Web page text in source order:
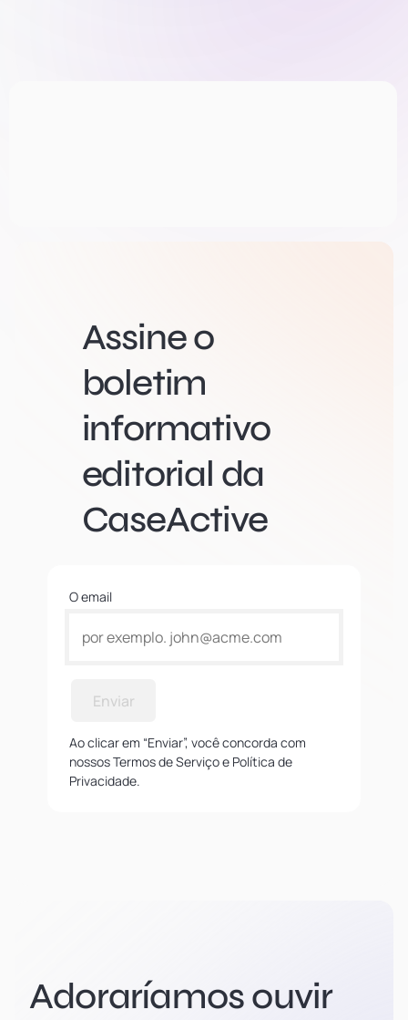
Assine o
boletim
informativo
editorial da
CaseActive
O email
Enviar
Ao clicar em “Enviar”, você concorda com
nossos Termos de Serviço e Política de
Privacidade.
Adoraríamos ouvir